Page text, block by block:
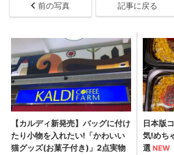
前の写真 記事に戻る